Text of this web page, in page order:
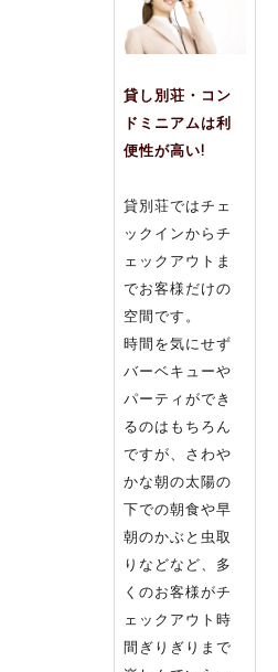
貸し別荘・コン
ドミニアムは利
便性が高い!
貸別荘ではチェ
ックインからチ
ェックアウトま
でお客様だけの
空間です。
時間を気にせず
バーベキューや
パーティができ
るのはもちろん
ですが、さわや
かな朝の太陽の
下での朝食や早
朝のかぶと虫取
りなどなど、多
くのお客様がチ
ェックアウト時
間ぎりぎりまで